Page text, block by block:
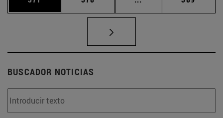
BUSCADOR NOTICIAS